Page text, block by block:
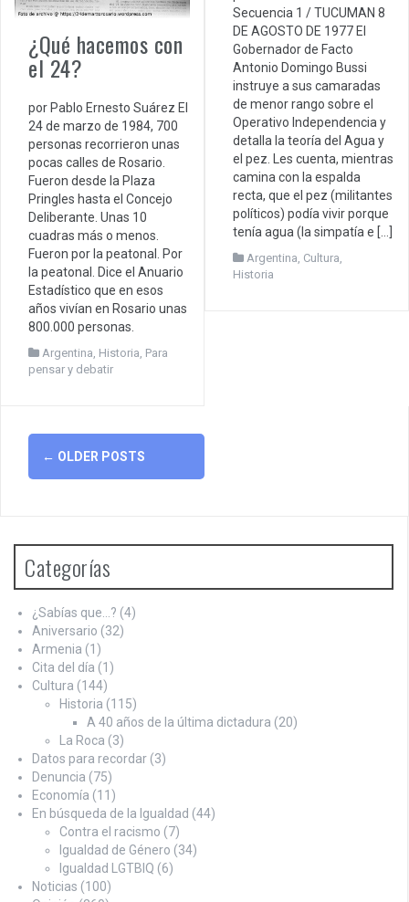
Secuencia 1 / TUCUMAN 8
DE AGOSTO DE 1977 El
Gobernador de Facto
Antonio Domingo Bussi
instruye a sus camaradas
de menor rango sobre el
Operativo Independencia y
detalla la teoría del Agua y
el pez. Les cuenta, mientras
camina con la espalda
recta, que el pez (militantes
políticos) podía vivir porque
tenía agua (la simpatía e […]
Argentina Cultura
Historia
¿Qué hacemos con
el 24?
por Pablo Ernesto Suárez El
24 de marzo de 1984, 700
personas recorrieron unas
pocas calles de Rosario.
Fueron desde la Plaza
Pringles hasta el Concejo
Deliberante. Unas 10
cuadras más o menos.
Fueron por la peatonal. Por
la peatonal. Dice el Anuario
Estadístico que en esos
años vivían en Rosario unas
800.000 personas.
Argentina, Historia, Para
pensar y debatir
Posts
navigation
← OLDER POSTS
Categorías
¿Sabías que…? (4)
Aniversario (32)
Armenia (1)
Cita del día (1)
Cultura (144)
Historia (115)
A 40 años de la última dictadura (20)
La Roca (3)
Datos para recordar (3)
Denuncia (75)
Economía (11)
En búsqueda de la Igualdad (44)
Contra el racismo (7)
Igualdad de Género (34)
Igualdad LGTBIQ (6)
Noticias (100)